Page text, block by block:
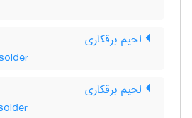
لحیم برقکاری
لحیم برقکاری